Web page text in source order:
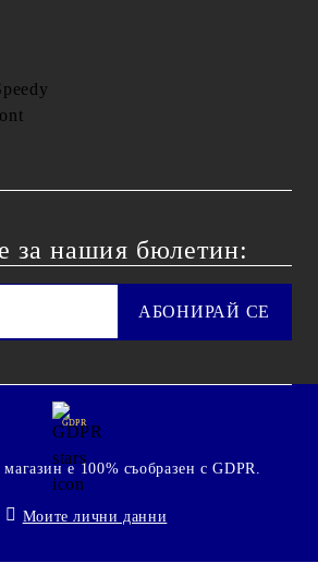
за нашия бюлетин:
GDPR
е 100% съобразен с GDPR.
Моите лични данни